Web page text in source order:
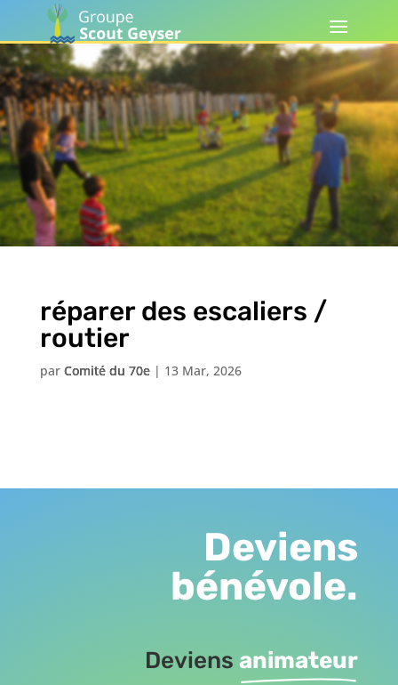
réparer des escaliers /
routier
par Comité du 70e| 13 Mar, 2026
Deviens
bénévole.
Deviensanimateur